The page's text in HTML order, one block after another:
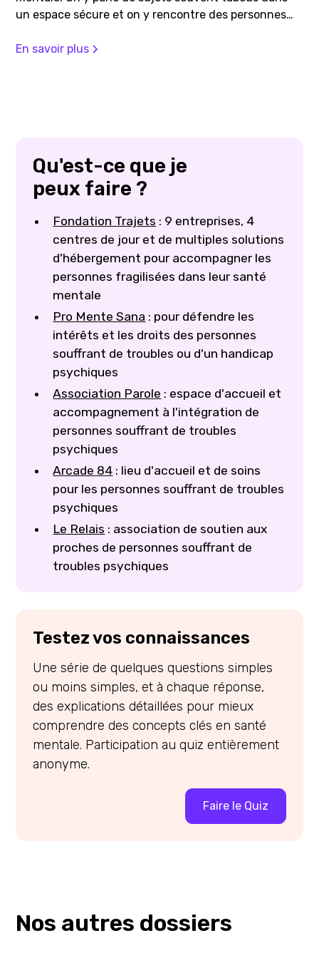
un espace sécure et on y rencontre des personnes
En savoir plus
Qu'est-ce que je
peux faire ?
Fondation Trajets : 9 entreprises, 4
centres de jour et de multiples solutions
d'hébergement pour accompagner les
personnes fragilisées dans leur santé
mentale
Pro Mente Sana : pour défendre les
intérêts et les droits des personnes
souffrant de troubles ou d'un handicap
psychiques
Association Parole : espace d'accueil et
accompagnement à l'intégration de
personnes souffrant de troubles
psychiques
Arcade 84 : lieu d'accueil et de soins
pour les personnes souffrant de troubles
psychiques
Le Relais : association de soutien aux
proches de personnes souffrant de
troubles psychiques
Testez vos connaissances
Une série de quelques questions simples
ou moins simples, et à chaque réponse,
des explications détaillées pour mieux
comprendre des concepts clés en santé
mentale. Participation au quiz entièrement
anonyme.
Faire le Quiz
Nos autres dossiers